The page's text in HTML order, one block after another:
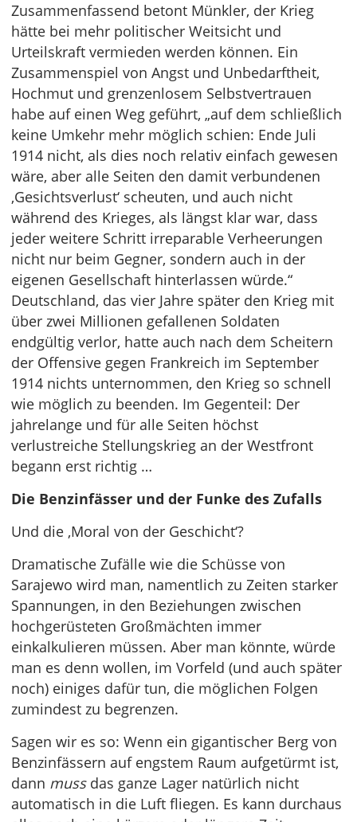
Zusammenfassend betont Münkler, der Krieg
hätte bei mehr politischer Weitsicht und
Urteilskraft vermieden werden können. Ein
Zusammenspiel von Angst und Unbedarftheit,
Hochmut und grenzenlosem Selbstvertrauen
habe auf einen Weg geführt, „auf dem schließlich
keine Umkehr mehr möglich schien: Ende Juli
1914 nicht, als dies noch relativ einfach gewesen
wäre, aber alle Seiten den damit verbundenen
‚Gesichtsverlust‘ scheuten, und auch nicht
während des Krieges, als längst klar war, dass
jeder weitere Schritt irreparable Verheerungen
nicht nur beim Gegner, sondern auch in der
eigenen Gesellschaft hinterlassen würde.“
Deutschland, das vier Jahre später den Krieg mit
über zwei Millionen gefallenen Soldaten
endgültig verlor, hatte auch nach dem Scheitern
der Offensive gegen Frankreich im September
1914 nichts unternommen, den Krieg so schnell
wie möglich zu beenden. Im Gegenteil: Der
jahrelange und für alle Seiten höchst
verlustreiche Stellungskrieg an der Westfront
begann erst richtig …
Die Benzinfässer und der Funke des Zufalls
Und die ‚Moral von der Geschicht‘?
Dramatische Zufälle wie die Schüsse von
Sarajewo wird man, namentlich zu Zeiten starker
Spannungen, in den Beziehungen zwischen
hochgerüsteten Großmächten immer
einkalkulieren müssen. Aber man könnte, würde
man es denn wollen, im Vorfeld (und auch später
noch) einiges dafür tun, die möglichen Folgen
zumindest zu begrenzen.
Sagen wir es so: Wenn ein gigantischer Berg von
Benzinfässern auf engstem Raum aufgetürmt ist,
dann mussdas ganze Lager natürlich nicht
automatisch in die Luft fliegen. Es kann durchaus